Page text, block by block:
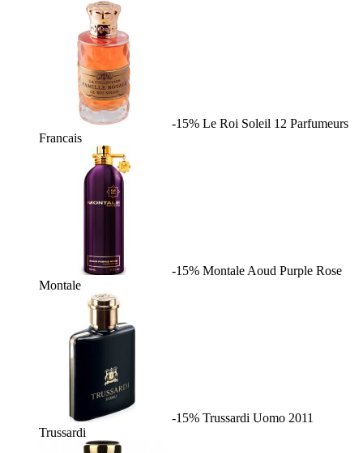
-15% Le Roi Soleil 12 Parfumeurs
Francais
-15% Montale Aoud Purple Rose
Montale
-15% Trussardi Uomo 2011
Trussardi